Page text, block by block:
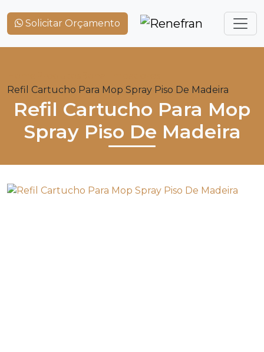
Solicitar Orçamento
Refil Cartucho Para Mop Spray Piso De Madeira
Refil Cartucho Para Mop
Spray Piso De Madeira